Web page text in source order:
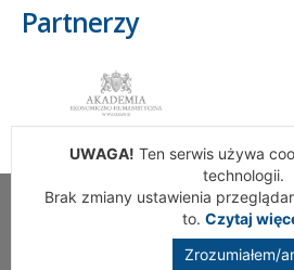
Partnerzy
Wszelkie Prawa Zastrzeżone.
Pielęgniarek i Położnych
addslashes.pl
UWAGA! Ten serwis używa
technologii.
Brak zmiany ustawienia
to. Czytaj
Zrozumiałem/